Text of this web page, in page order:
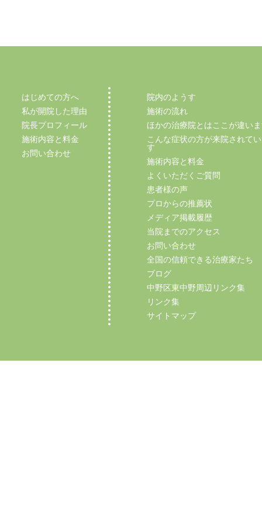
はじめての方へ
私が開院した理由
院長プロフィール
施術内容と料金
お問い合わせ
院内のようす
施術の流れ
ほかの治療院とはここが違い
こんな症状の方が来院されて
す
施術内容と料金
よくいただくご質問
患者様の声
プロからの推薦状
メディア掲載履歴
当院までのアクセス
お問い合わせ
全国の信頼できる治療家たち
ブログ
中野区東中野周辺リンク集
リンク集
サイトマップ